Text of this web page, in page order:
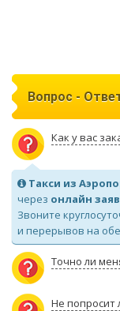
Вопрос -
Как у вас
Такси из
через онлайн
Звоните
и перерывов на
Точно ли
Не попросит